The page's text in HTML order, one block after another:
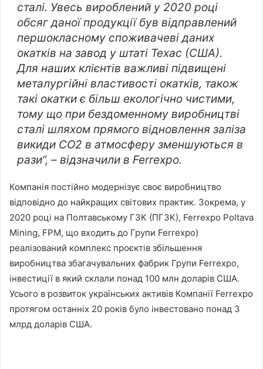
сталі. Увесь вироблений у 2020 році
обсяг даної продукції був відправлений
першокласному споживачеві даних
окатків на завод у штаті Техас (США).
Для наших клієнтів важливі підвищені
металургійні властивості окатків, також
такі окатки є більш екологічно чистими,
тому що при бездоменному виробництві
сталі шляхом прямого відновлення заліза
викиди СО2 в атмосферу зменшуються в
рази”, – відзначили в Ferrexpo.
Компанія постійно модернізує своє виробництво
відповідно до найкращих світових практик. Зокрема, у
2020 році на Полтавському ГЗК (ПГЗК), Ferrexpo Poltava
Mining, FPM, що входить до Групи Ferrexpo)
реалізований комплекс проєктів збільшення
виробництва збагачувальних фабрик Групи Ferrexpo,
інвестиції в який склали понад 100 млн доларів США.
Усього в розвиток українських активів Компанії Ferrexpo
протягом останніх 20 років було інвестовано понад 3
млрд доларів США.